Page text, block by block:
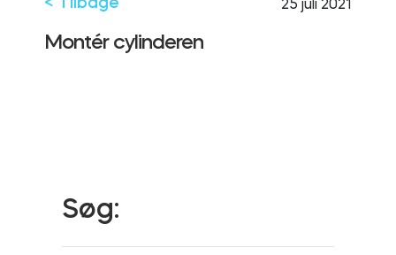
25 juli 2021
Montér cylinderen
Søg: